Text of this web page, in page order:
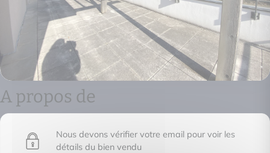
A propos de
Nous devons vérifier votre email pour voir les
détails du bien vendu